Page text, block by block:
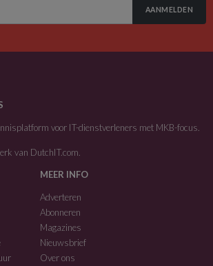
AANMELDEN
voor IT-dienstverleners met MKB-focus.
van DutchIT.com.
MEER INFO
Adverteren
Abonneren
Magazines
Nieuwsbrief
Over ons